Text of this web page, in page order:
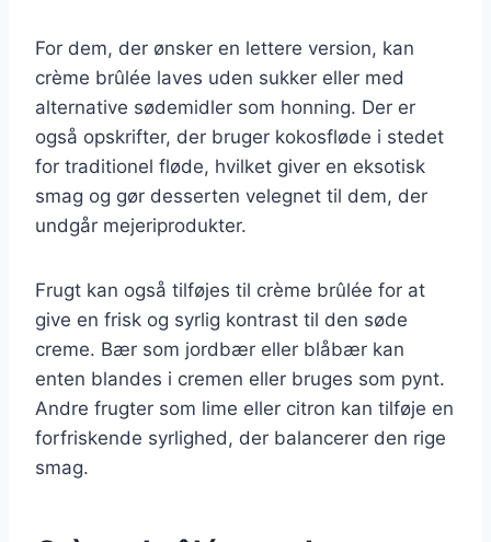
For dem, der ønsker en lettere version, kan
crème brûlée laves uden sukker eller med
alternative sødemidler som honning. Der er
også opskrifter, der bruger kokosfløde i stedet
for traditionel fløde, hvilket giver en eksotisk
smag og gør desserten velegnet til dem, der
undgår mejeriprodukter.
Frugt kan også tilføjes til crème brûlée for at
give en frisk og syrlig kontrast til den søde
creme. Bær som jordbær eller blåbær kan
enten blandes i cremen eller bruges som pynt.
Andre frugter som lime eller citron kan tilføje en
forfriskende syrlighed, der balancerer den rige
smag.